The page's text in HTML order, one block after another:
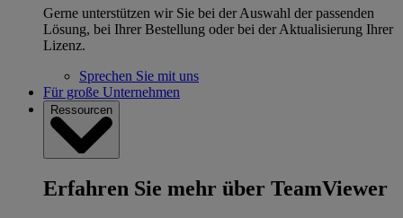
Gerne unterstützen wir Sie bei der Auswahl der passenden
Lösung, bei Ihrer Bestellung oder bei der Aktualisierung Ihrer
Lizenz.
Sprechen Sie mit uns
Für große Unternehmen
Ressourcen
Erfahren Sie mehr über TeamViewer